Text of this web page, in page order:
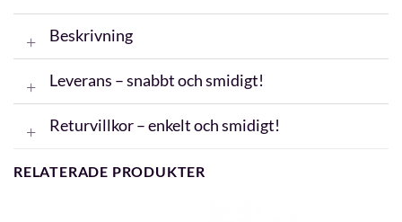
Beskrivning
Leverans – snabbt och smidigt!
Returvillkor – enkelt och smidigt!
RELATERADE PRODUKTER